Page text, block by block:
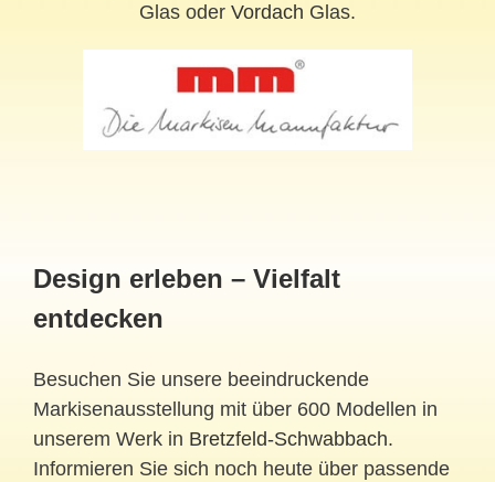
Glas oder Vordach Glas.
Design erleben – Vielfalt
entdecken
Besuchen Sie unsere beeindruckende
Markisenausstellung mit über 600 Modellen in
unserem Werk in Bretzfeld-Schwabbach.
Informieren Sie sich noch heute über passende